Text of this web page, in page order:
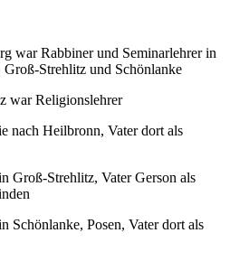
war Rabbiner und Seminarlehrer in
Strehlitz und Schönlanke
war Religionslehrer
nach Heilbronn, Vater dort als
Groß-Strehlitz, Vater Gerson als
Schönlanke, Posen, Vater dort als